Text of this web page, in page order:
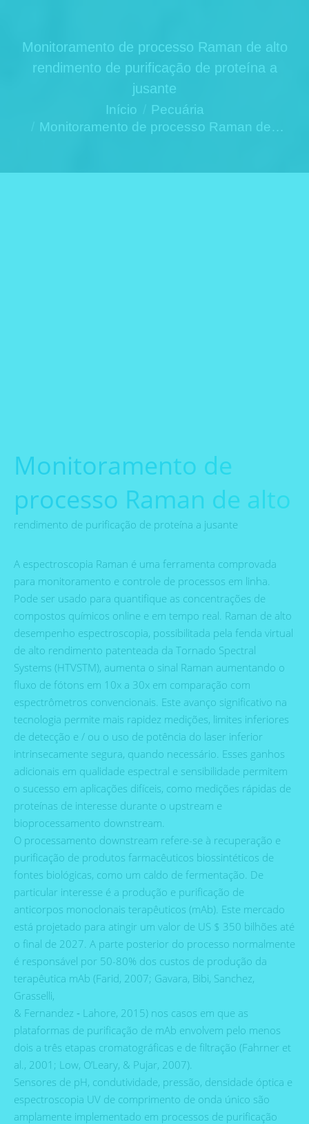
Monitoramento de processo Raman de alto
rendimento de purificação de proteína a
jusante
Início
Pecuária
Monitoramento de processo Raman de…
Monitoramento de
processo Raman de alto
rendimento de purificação de proteína a jusante
A espectroscopia Raman é uma ferramenta comprovada
para monitoramento e controle de processos em linha.
Pode ser usado para quantifique as concentrações de
compostos químicos online e em tempo real. Raman de alto
desempenho espectroscopia, possibilitada pela fenda virtual
de alto rendimento patenteada da Tornado Spectral
Systems (HTVSTM), aumenta o sinal Raman aumentando o
fluxo de fótons em 10x a 30x em comparação com
espectrômetros convencionais. Este avanço significativo na
tecnologia permite mais rapidez medições, limites inferiores
de detecção e / ou o uso de potência do laser inferior
intrinsecamente segura, quando necessário. Esses ganhos
adicionais em qualidade espectral e sensibilidade permitem
o sucesso em aplicações difíceis, como medições rápidas de
proteínas de interesse durante o upstream e
bioprocessamento downstream.
O processamento downstream refere-se à recuperação e
purificação de produtos farmacêuticos biossintéticos de
fontes biológicas, como um caldo de fermentação. De
particular interesse é a produção e purificação de
anticorpos monoclonais terapêuticos (mAb). Este mercado
está projetado para atingir um valor de US $ 350 bilhões até
o final de 2027. A parte posterior do processo normalmente
é responsável por 50-80% dos custos de produção da
terapêutica mAb (Farid, 2007; Gavara, Bibi, Sanchez,
Grasselli,
& Fernandez ‐ Lahore, 2015) nos casos em que as
plataformas de purificação de mAb envolvem pelo menos
dois a três etapas cromatográficas e de filtração (Fahrner et
al., 2001; Low, O’Leary, & Pujar, 2007).
Sensores de pH, condutividade, pressão, densidade óptica e
espectroscopia UV de comprimento de onda único são
amplamente implementado em processos de purificação